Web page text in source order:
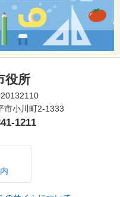
役所
小川町2-1333
1211